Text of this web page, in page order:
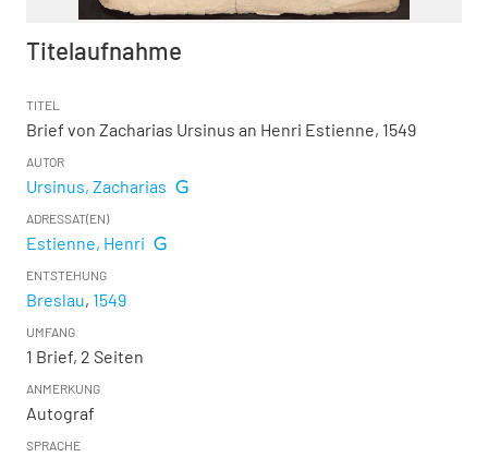
Titelaufnahme
TITEL
Brief von Zacharias Ursinus an Henri Estienne, 1549
AUTOR
Ursinus, Zacharias
ADRESSAT(EN)
Estienne, Henri
ENTSTEHUNG
Breslau, 1549
UMFANG
1 Brief, 2 Seiten
ANMERKUNG
Autograf
SPRACHE